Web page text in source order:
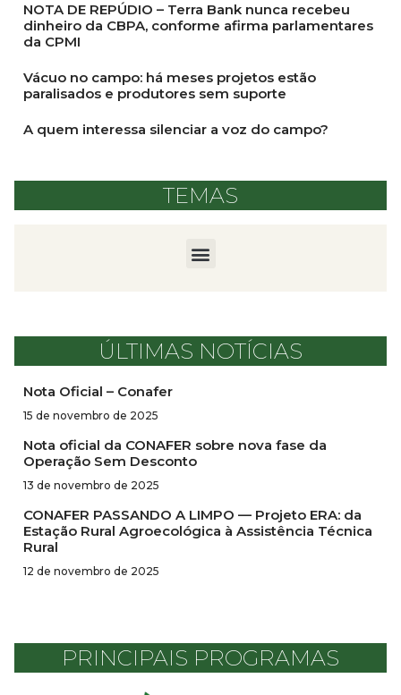
NOTA DE REPÚDIO – Terra Bank nunca recebeu
dinheiro da CBPA, conforme afirma parlamentares
da CPMI
Vácuo no campo: há meses projetos estão
paralisados e produtores sem suporte
A quem interessa silenciar a voz do campo?
TEMAS
ÚLTIMAS NOTÍCIAS
Nota Oficial – Conafer
15 de novembro de 2025
Nota oficial da CONAFER sobre nova fase da
Operação Sem Desconto
13 de novembro de 2025
CONAFER PASSANDO A LIMPO — Projeto ERA: da
Estação Rural Agroecológica à Assistência Técnica
Rural
12 de novembro de 2025
PRINCIPAIS PROGRAMAS